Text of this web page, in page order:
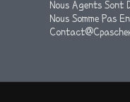
Nous Agents Sont
Nous Somme Pas